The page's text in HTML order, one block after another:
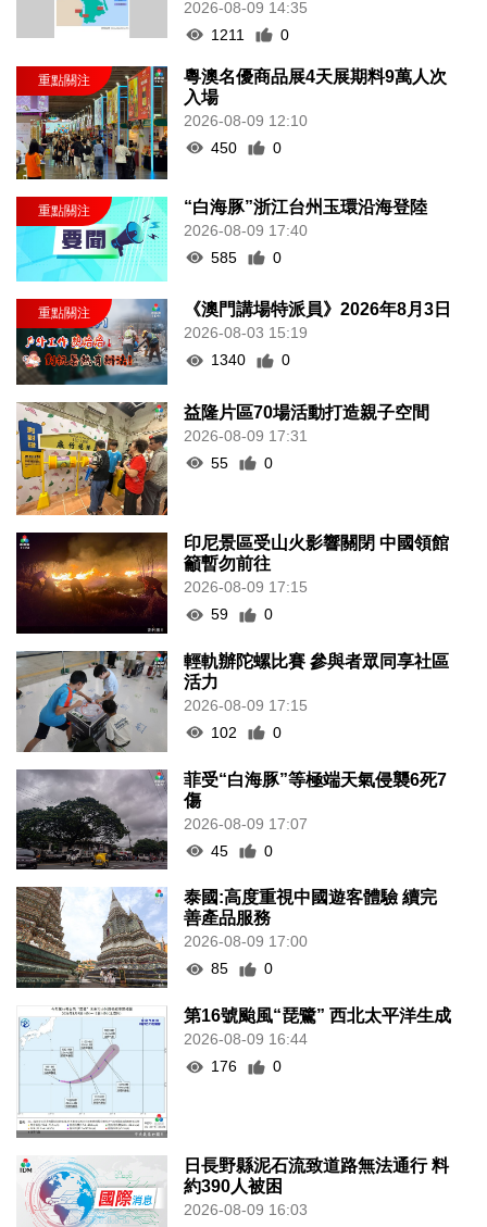
2026-08-09 14:35
1211
0
粵澳名優商品展4天展期料9萬人次
入場
2026-08-09 12:10
450
0
“白海豚”浙江台州玉環沿海登陸
2026-08-09 17:40
585
0
《澳門講場特派員》2026年8月3日
2026-08-03 15:19
1340
0
益隆片區70場活動打造親子空間
2026-08-09 17:31
55
0
印尼景區受山火影響關閉 中國領館
籲暫勿前往
2026-08-09 17:15
59
0
輕軌辦陀螺比賽 參與者眾同享社區
活力
2026-08-09 17:15
102
0
菲受“白海豚”等極端天氣侵襲6死7
傷
2026-08-09 17:07
45
0
泰國:高度重視中國遊客體驗 續完
善產品服務
2026-08-09 17:00
85
0
第16號颱風“琵鷺” 西北太平洋生成
2026-08-09 16:44
176
0
日長野縣泥石流致道路無法通行 料
約390人被困
2026-08-09 16:03